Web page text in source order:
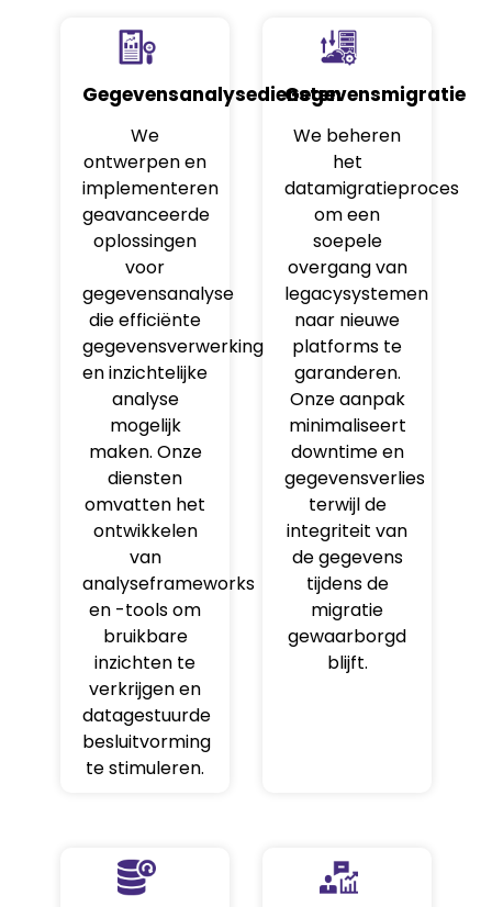
Gegevensanalysediensten
We
ontwerpen en
implementeren
geavanceerde
oplossingen
voor
gegevensanalyse
die efficiënte
gegevensverwerking
en inzichtelijke
analyse
mogelijk
maken. Onze
diensten
omvatten het
ontwikkelen
van
analyseframeworks
en -tools om
bruikbare
inzichten te
verkrijgen en
datagestuurde
besluitvorming
te stimuleren.
Gegevensmigratie
We beheren
het
datamigratieproces
om een
soepele
overgang van
legacysystemen
naar nieuwe
platforms te
garanderen.
Onze aanpak
minimaliseert
downtime en
gegevensverlies
terwijl de
integriteit van
de gegevens
tijdens de
migratie
gewaarborgd
blijft.